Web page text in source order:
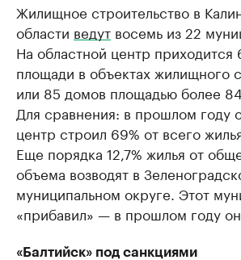
Жилищное строительство в
области ведут восемь из 22
На областной центр приходится
площади в объектах жилищного
или 85 домов площадью более
Для сравнения: в прошлом году
центр строил 69% от всего
Еще порядка 12,7% жилья от
объема возводят в
муниципальном округе. Этот
«прибавил» — в прошлом году он
«Балтийск» под санкциями